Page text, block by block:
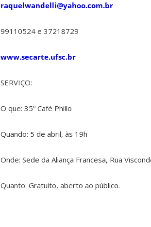
raquelwandelli@yahoo.com.br
99110524 e 37218729
www.secarte.ufsc.br
SERVIÇO:
O que: 35º Café Phillo
Quando: 5 de abril, às 19h
Onde: Sede da Aliança Francesa, Rua
Quanto: Gratuito, aberto ao público.